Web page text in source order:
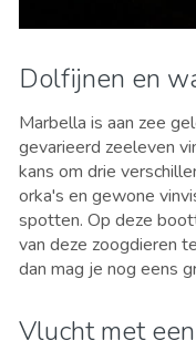
Dolfijnen en
Marbella is aan zee
gevarieerd zeeleven
kans om drie
orka's en gewone
spotten. Op deze
van deze zoogdieren
dan mag je nog eens
Vlucht met